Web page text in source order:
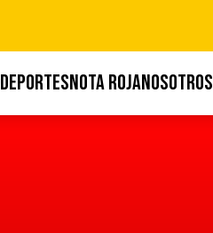
DEPORTESNOTA ROJANOSOTROS